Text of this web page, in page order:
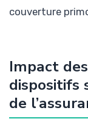
couverture
Impact
dispositifs
de